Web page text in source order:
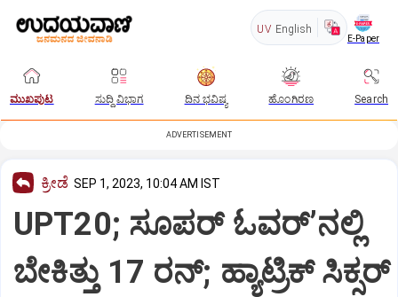
UV English
E-Paper
ಮುಖಪುಟ ಸುದ್ದಿ ವಿಭಾಗ ದಿನ ಭವಿಷ್ಯ ಹೊಂಗಿರಣ Search
ADVERTISEMENT
ಕ್ರೀಡೆ SEP 1, 2023, 10:04 AM IST
UPT20; ಸೂಪರ್ ಓವರ್’ನಲ್ಲಿ
ಬೇಕಿತ್ತು 17 ರನ್; ಹ್ಯಾಟ್ರಿಕ್ ಸಿಕ್ಸರ್